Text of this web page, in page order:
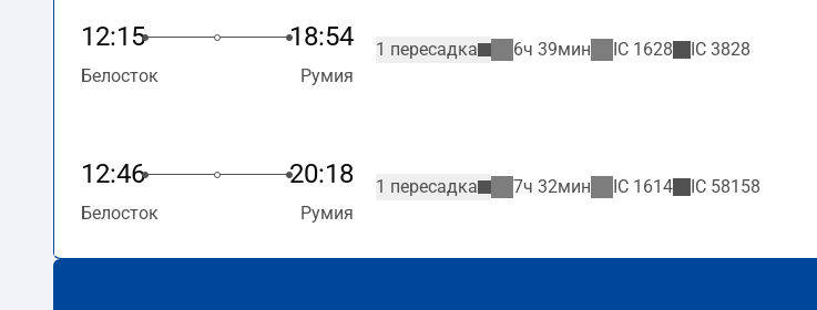
12:15 18:54
Белосток Румия
1 пересадка 6ч 39мин IC 1628 IC 3828
12:46 20:18
Белосток Румия
1 пересадка 7ч 32мин IC 1614 IC 58158